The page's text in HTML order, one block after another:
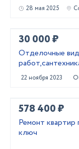
28 мая 2025
30 000 ₽
Отделочные
22 ноября 2023
578 400 ₽
Ремонт квартир
ключ